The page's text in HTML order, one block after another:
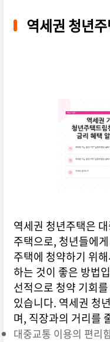
역세권 청년
역세권 청년주택은
주택으로, 청년들에
주택에 청약하기 위
하는 것이 좋은 방법
선적으로 청약 기회
있습니다. 역세권 청
며, 직장과의 거리를
대중교통 이용의 편리